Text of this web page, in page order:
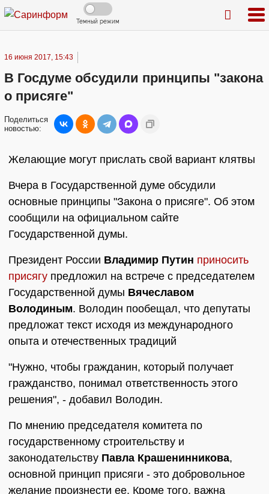
Темный режим
16 июня 2017, 15:43
В Госдуме обсудили принципы "закона
о присяге"
Поделиться
новостью:
Желающие могут прислать свой вариант клятвы
Вчера в Государственной думе обсудили
основные принципы "Закона о присяге". Об этом
сообщили на официальном сайте
Государственной думы.
Президент России Владимир Путин приносить
присягу предложил на встрече с председателем
Государственной думы Вячеславом
Володиным. Володин пообещал, что депутаты
предложат текст исходя из международного
опыта и отечественных традиций
"Нужно, чтобы гражданин, который получает
гражданство, понимал ответственность этого
решения", - добавил Володин.
По мнению председателя комитета по
государственному строительству и
законодательству Павла Крашенинникова,
основной принцип присяги - это добровольное
желание произнести ее. Кроме того, важна